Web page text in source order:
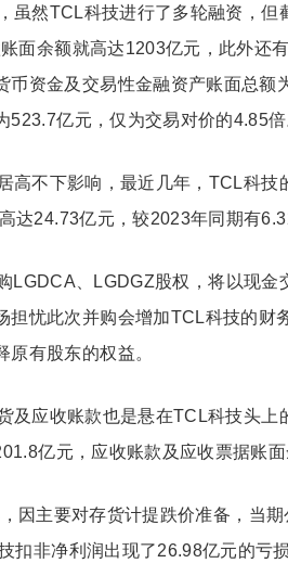
虽然TCL科技进行了多轮融资，
面余额就高达1203亿元，此外还
币资金及交易性金融资产账面总
亿元，仅为交易对价的4.85倍
高不下影响，最近几年，TCL科技
达24.73亿元，较2023年同期有
LGDCA、LGDGZ股权，将以现金
担忧此次并购会增加TCL科技的财
有股东的权益。
及应收账款也是悬在TCL科技头上
亿元，应收账款及应收票据账面
因主要对存货计提跌价准备，当
扣非净利润出现了26.98亿元的亏